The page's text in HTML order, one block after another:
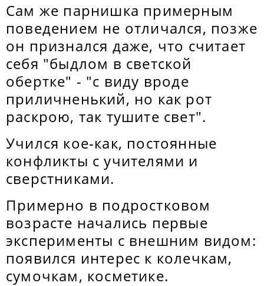
Сам же парнишка примерным
поведением не отличался, позже
он признался даже, что считает
себя "быдлом в светской
обертке" - "с виду вроде
приличненький, но как рот
раскрою, так тушите свет".
Учился кое-как, постоянные
конфликты с учителями и
сверстниками.
Примерно в подростковом
возрасте начались первые
эксперименты с внешним видом:
появился интерес к колечкам,
сумочкам, косметике.